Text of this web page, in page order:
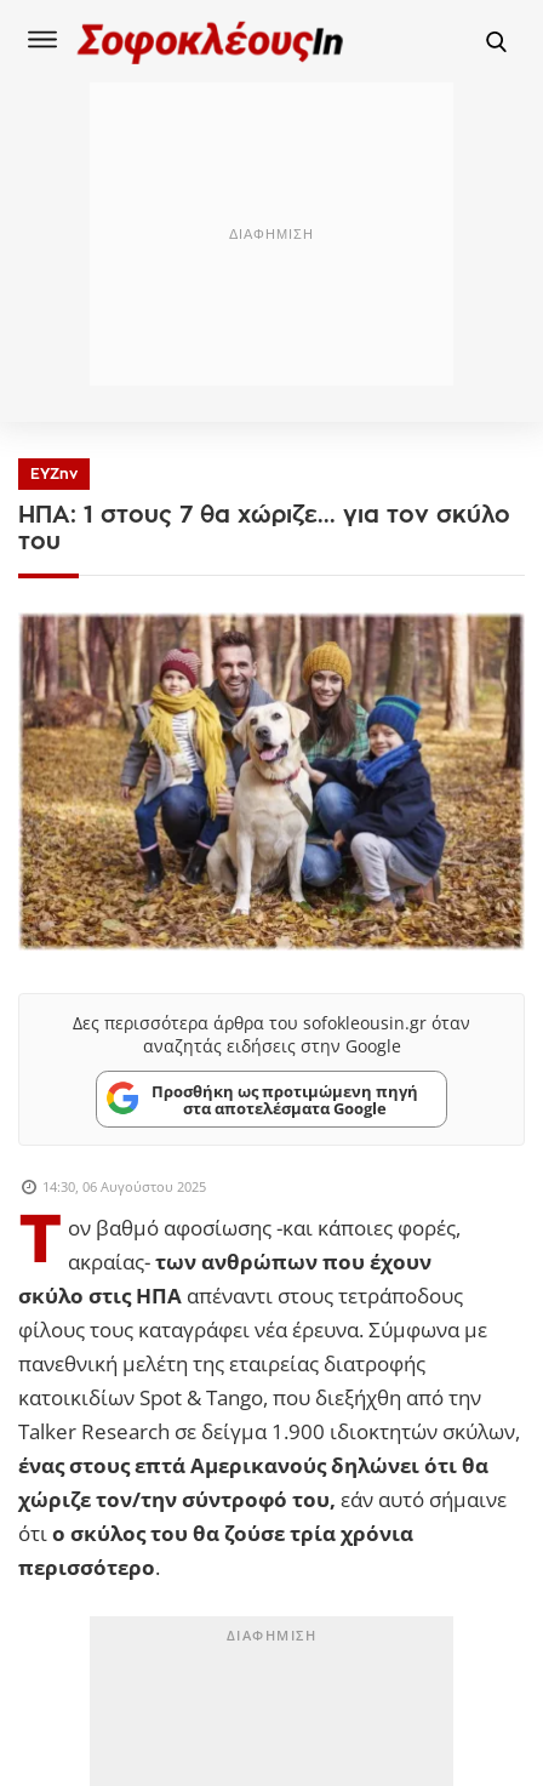
ΕΥΖην
ΗΠΑ: 1 στους 7 θα χώριζε... για τον σκύλο
του
Δες περισσότερα άρθρα του sofokleousin.gr όταν
αναζητάς ειδήσεις στην Google
Προσθήκη ως προτιμώμενη πηγή
στα αποτελέσματα Google
14:30, 06 Αυγούστου 2025
Τ ον βαθμό αφοσίωσης -και κάποιες φορές,
ακραίας-των ανθρώπων που έχουν
σκύλο στις ΗΠΑ απέναντι στους τετράποδους
φίλους τους καταγράφει νέα έρευνα. Σύμφωνα με
πανεθνική μελέτη της εταιρείας διατροφής
κατοικιδίων Spot & Tango, που διεξήχθη από την
Talker Research σε δείγμα 1.900 ιδιοκτητών σκύλων,
ένας στους επτά Αμερικανούς δηλώνει ότι θα
χώριζε τον/την σύντροφό του, εάν αυτό σήμαινε
ότιο σκύλος του θα ζούσε τρία χρόνια
περισσότερο.